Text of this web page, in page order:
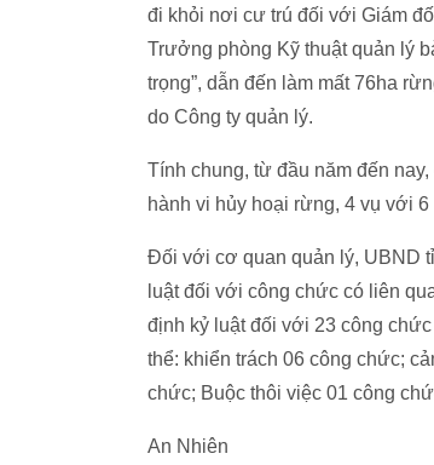
đi khỏi nơi cư trú đối với Giám
Trưởng phòng Kỹ thuật quản lý
trọng”, dẫn đến làm mất 76ha
do Công ty quản lý.
Tính chung, từ đầu năm đến
hành vi hủy hoại rừng, 4 vụ với
Đối với cơ quan quản lý, UBND
luật đối với công chức có liên
định kỷ luật đối với 23 công
thể: khiển trách 06 công chức;
chức; Buộc thôi việc 01 công
An Nhiên